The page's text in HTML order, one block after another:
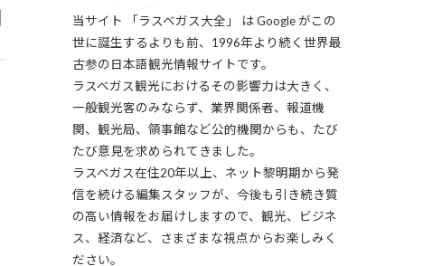
当サイト 「ラスベガス大全」 は Google がこの
世に誕生するよりも前、1996年より続く世界最
古参の日本語観光情報サイトです。
ラスベガス観光におけるその影響力は大きく、
一般観光客のみならず、業界関係者、報道機
関、観光局、領事館など公的機関からも、たび
たび意見を求められてきました。
ラスベガス在住20年以上、ネット黎明期から発
信を続ける編集スタッフが、今後も引き続き質
の高い情報をお届けしますので、観光、ビジネ
ス、経済など、さまざまな視点からお楽しみく
ださい。